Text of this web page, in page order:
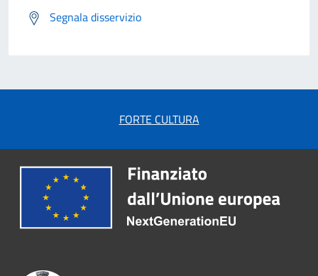
Segnala disservizio
FORTE CULTURA